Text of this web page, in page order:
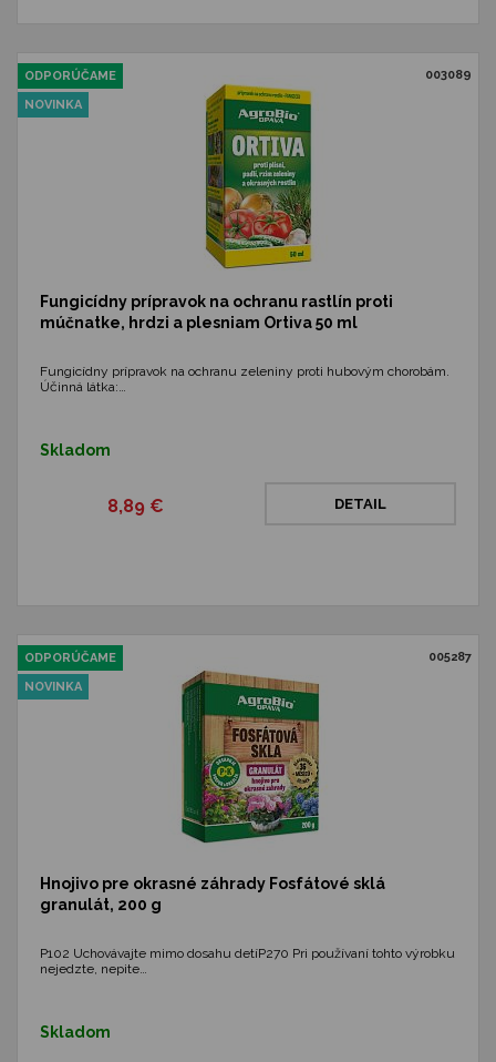
003089
ODPORÚČAME
NOVINKA
Fungicídny prípravok na ochranu rastlín proti
múčnatke, hrdzi a plesniam Ortiva 50 ml
Fungicídny prípravok na ochranu zeleniny proti hubovým chorobám.
Účinná látka:…
Skladom
8,89 € DETAIL
005287
ODPORÚČAME
NOVINKA
Hnojivo pre okrasné záhrady Fosfátové sklá
granulát, 200 g
P102 Uchovávajte mimo dosahu detíP270 Pri používaní tohto výrobku
nejedzte, nepite…
Skladom